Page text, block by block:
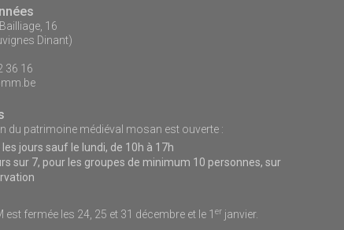
16
Dinant)
36 16
du patrimoine médiéval mosan est ouverte :
jours sauf le lundi, de 10h à 17h
sur 7, pour les groupes de minimum 10 personnes, sur
est fermée les 24, 25 et 31 décembre et le 1er janvier.